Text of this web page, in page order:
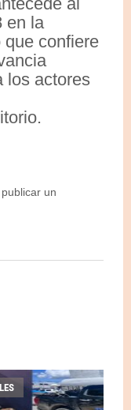
en la
confiere
los actores
un